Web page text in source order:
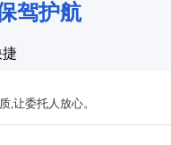
驾护航
,让委托人放心。